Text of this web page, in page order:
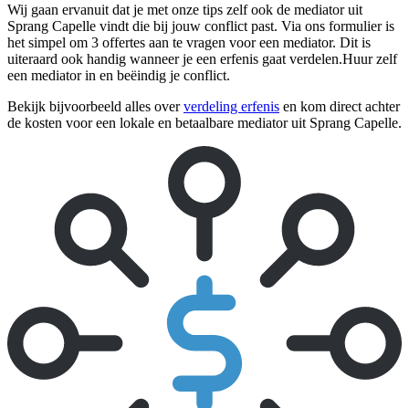
Wij gaan ervanuit dat je met onze tips zelf ook de mediator uit
Sprang Capelle vindt die bij jouw conflict past. Via ons formulier is
het simpel om 3 offertes aan te vragen voor een mediator. Dit is
uiteraard ook handig wanneer je een erfenis gaat verdelen.Huur zelf
een mediator in en beëindig je conflict.
Bekijk bijvoorbeeld alles oververdeling erfenis en kom direct achter
de kosten voor een lokale en betaalbare mediator uit Sprang Capelle.